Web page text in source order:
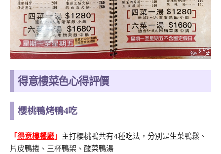
得意樓菜色心得評價
櫻桃鴨烤鴨4吃
「得意樓餐廳 」 主打櫻桃鴨共有4種吃法，分別是生菜鴨鬆、
片皮鴨捲、三杯鴨架、酸菜鴨湯